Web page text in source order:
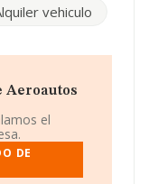
un 11% y
de sector.
facturación de la
ha mejorado en
pasando del
las
Moving
éstas son
abajo:Mobility
vehiculo
Aeroautos
el
DE